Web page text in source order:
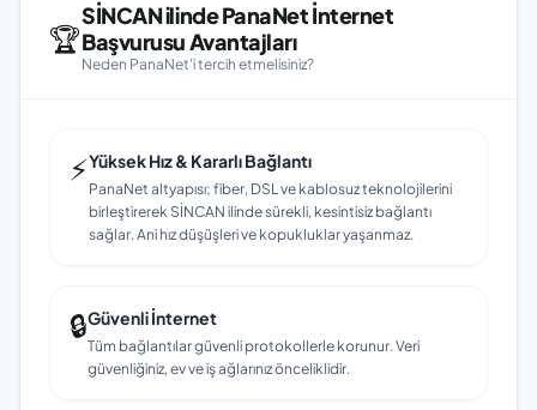
🏆
SİNCAN ilinde PanaNet İnternet
Başvurusu Avantajları
Neden PanaNet'i tercih etmelisiniz?
⚡Yüksek Hız & Kararlı Bağlantı
PanaNet altyapısı; fiber, DSL ve kablosuz teknolojilerini
birleştirerek SİNCAN ilinde sürekli, kesintisiz bağlantı
sağlar. Ani hız düşüşleri ve kopukluklar yaşanmaz.
🔒Güvenli İnternet
Tüm bağlantılar güvenli protokollerle korunur. Veri
güvenliğiniz, ev ve iş ağlarınız önceliklidir.